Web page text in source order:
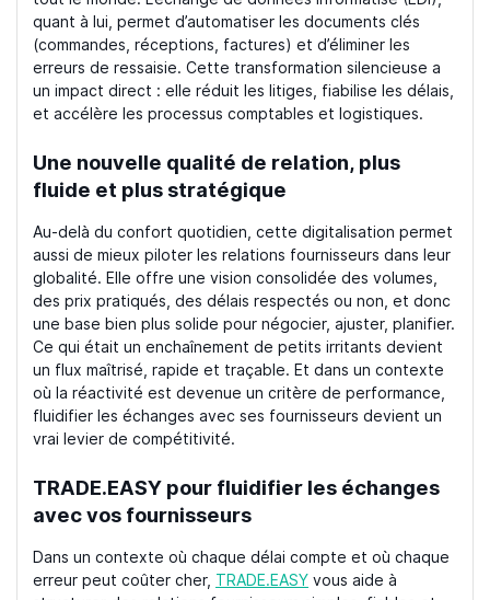
quant à lui, permet d’automatiser les documents clés
(commandes, réceptions, factures) et d’éliminer les
erreurs de ressaisie. Cette transformation silencieuse a
un impact direct : elle réduit les litiges, fiabilise les délais,
et accélère les processus comptables et logistiques.
Une nouvelle qualité de relation, plus
fluide et plus stratégique
Au-delà du confort quotidien, cette digitalisation permet
aussi de mieux piloter les relations fournisseurs dans leur
globalité. Elle offre une vision consolidée des volumes,
des prix pratiqués, des délais respectés ou non, et donc
une base bien plus solide pour négocier, ajuster, planifier.
Ce qui était un enchaînement de petits irritants devient
un flux maîtrisé, rapide et traçable. Et dans un contexte
où la réactivité est devenue un critère de performance,
fluidifier les échanges avec ses fournisseurs devient un
vrai levier de compétitivité.
TRADE.EASY pour fluidifier les échanges
avec vos fournisseurs
Dans un contexte où chaque délai compte et où chaque
erreur peut coûter cher, TRADE.EASY vous aide à